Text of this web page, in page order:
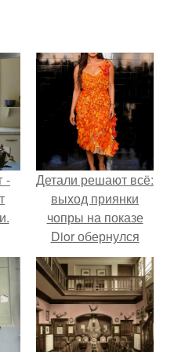
-
Детали решают всё:
выход приянки
чопры на показе
Dior обернулся
шквалом критики
из-за небрежного
пошива.